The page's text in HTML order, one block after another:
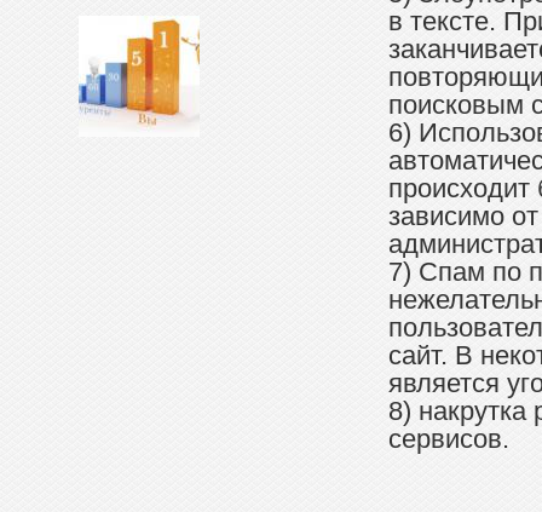
в тексте.
поисковым
6)
зависимо
7) Спам по
сайт. В
является
8)
сервисов.